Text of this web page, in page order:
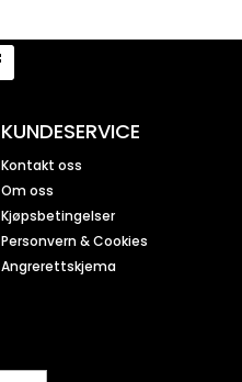
KUNDESERVICE
Kontakt oss
Om oss
Kjøpsbetingelser
Personvern & Cookies
Angrerettskjema